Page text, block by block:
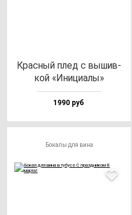
Крас­ный плед с вы­шив­
кой «Ини­ци­алы»
1990 руб
Бокалы для вина